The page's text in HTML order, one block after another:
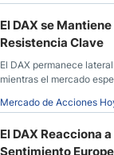
El DAX se
Resistencia Clave
El DAX permanece
mientras el mercado
Mercado de Acciones
El DAX Reacciona
Sentimiento